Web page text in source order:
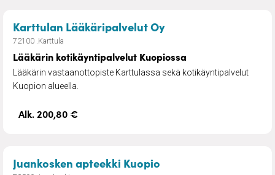
Karttulan Lääkäripalvelut Oy– Lääkärin
72100 .Karttula
Lääkärin kotikäyntipalvelut Kuopiossa
Lääkärin vastaanottopiste Karttulassa sekä kotikäyntipalvelut
Kuopion alueella.
Alk. 200,80 €
Juankosken apteekki Kuopio